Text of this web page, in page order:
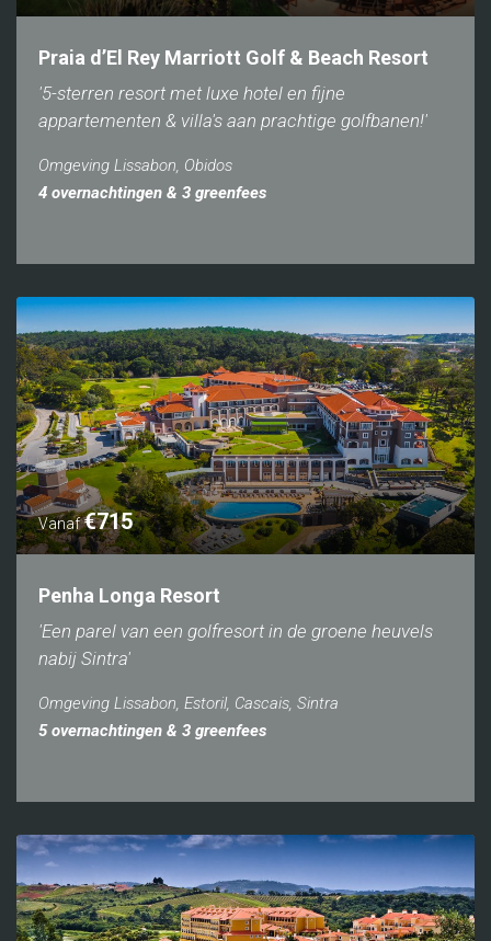
Praia d’El Rey Marriott Golf & Beach Resort
'5-sterren resort met luxe hotel en fijne
appartementen & villa's aan prachtige golfbanen!'
Omgeving Lissabon, Obidos
4 overnachtingen & 3 greenfees
Vanaf€715
Penha Longa Resort
'Een parel van een golfresort in de groene heuvels
nabij Sintra'
Omgeving Lissabon, Estoril, Cascais, Sintra
5 overnachtingen & 3 greenfees